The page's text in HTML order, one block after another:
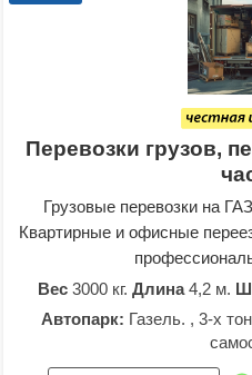
Перевозки грузов,
Грузовые перевозки на
Квартирные и офисные
Вес3000 кг. Длина4,2 м.
Автопарк: Газель. , 3-х